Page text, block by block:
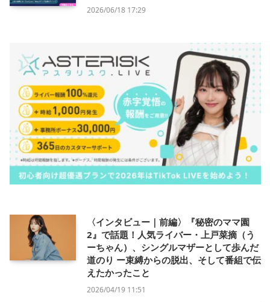
2026/06/18 17:29
〈インタビュー｜前編〉『秘密のママ園
2』で話題！人気ライバー・上戸菜摘（う
ーちゃん）、シングルマザーとして歩んだ
道のり ー束縛からの脱出、そして番組で伝
えたかったこと
2026/04/19 11:51